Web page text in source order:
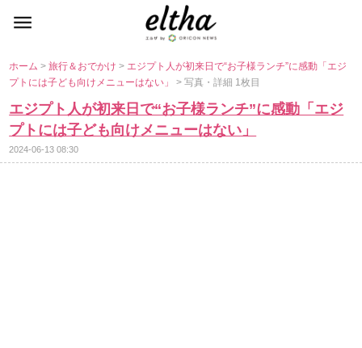
ホーム>旅行＆おでかけ> エジプト人が初来日で“お子様ランチ”に感動「エジ
プトには子ども向けメニューはない」> 写真・詳細 1枚目
エジプト人が初来日で“お子様ランチ”に感動「エジ
プトには子ども向けメニューはない」
2024-06-13 08:30